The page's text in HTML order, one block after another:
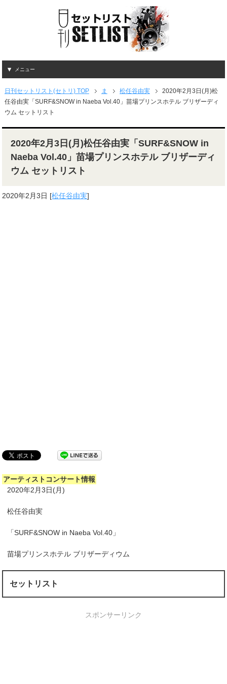
メニュー
日刊セットリスト(セトリ) TOP ま 松任谷由実
2020年2月3日(月)松
任谷由実「SURF&SNOW in Naeba Vol.40」苗場プリンスホテル ブリザーディ
ウム セットリスト
2020年2月3日(月)松任谷由実「SURF&SNOW in
Naeba Vol.40」苗場プリンスホテル ブリザーディ
ウム セットリスト
2020年2月3日 [松任谷由実]
アーティストコンサート情報
2020年2月3日(月)
松任谷由実
「SURF&SNOW in Naeba Vol.40」
苗場プリンスホテル ブリザーディウム
セットリスト
スポンサーリンク